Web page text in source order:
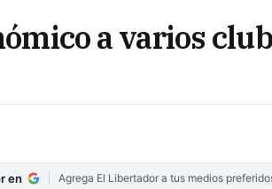
a varios
en Agrega El Libertador a tus medios